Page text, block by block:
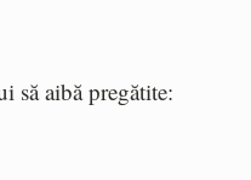
să aibă pregătite: